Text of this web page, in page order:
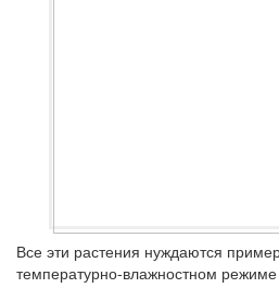
Все эти растения нуждаются
температурно-влажностном